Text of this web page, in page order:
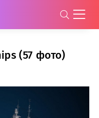
(57 фото)